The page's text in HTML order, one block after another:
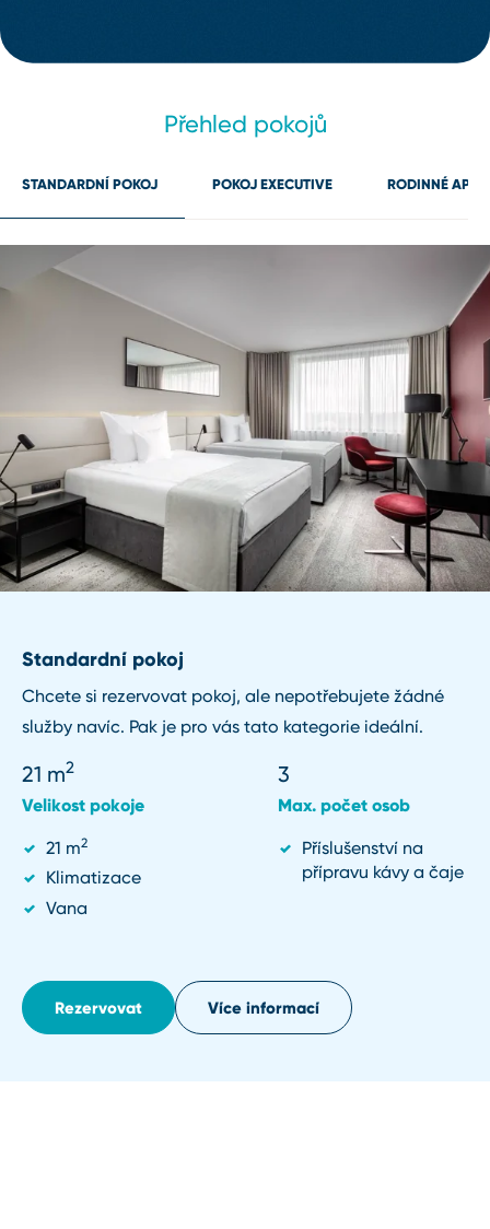
Přehled pokojů
STANDARDNÍ POKOJ POKOJ EXECUTIVE RODINNÉ
Standardní pokoj
Chcete si rezervovat pokoj, ale nepotřebujete žádné
služby navíc. Pak je pro vás tato kategorie ideální.
21 m2
Velikost pokoje
3
Max. počet osob
21 m2
Klimatizace
Vana
Příslušenství na
přípravu kávy a čaje
Rezervovat Více informací